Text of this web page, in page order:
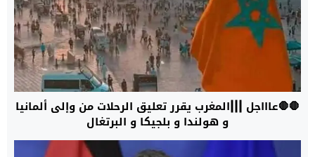
🛑🛑
و ⁧‫هولندا‬⁩ و ⁧‫بلجيكا‬⁩ و ⁧‫البرتغال‬⁩